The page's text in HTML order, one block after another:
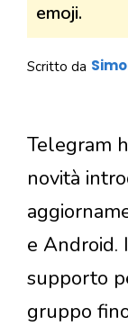
emoji.
Scritto da
Telegram
novità
e Android.
supporto
gruppo